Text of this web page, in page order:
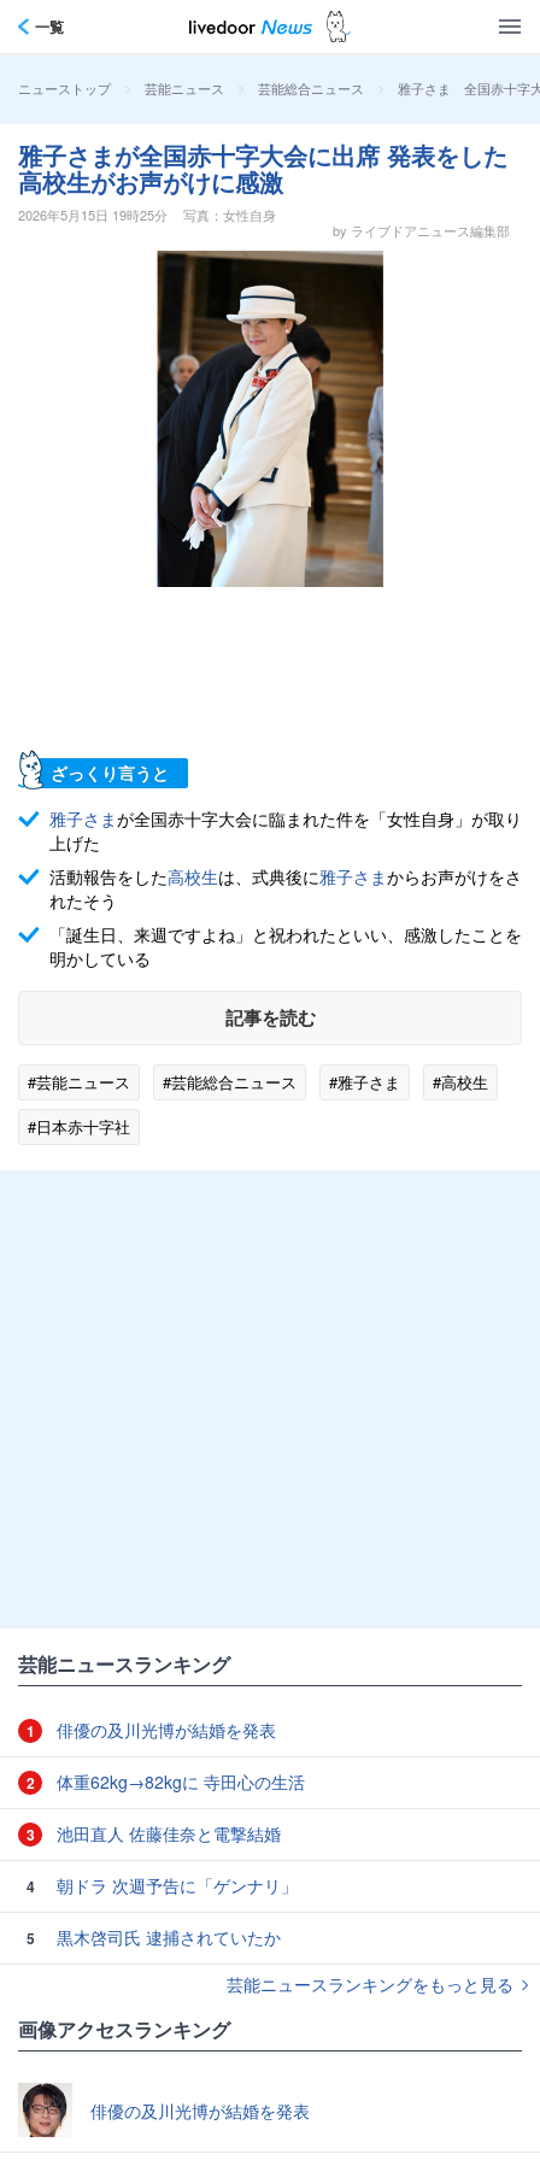
一覧
ニューストップ > 芸能ニュース > 芸能総合ニュース > 雅子さま 全国赤十字
雅子さまが全国赤十字大会に出席 発表をした
高校生がお声がけに感激
2026年5月15日 19時25分
写真：女性自身
by ライブドアニュース編集部
ざっくり言うと
雅子さまが全国赤十字大会に臨まれた件を「女性自身」が取り
上げた
活動報告をした高校生は、式典後に雅子さまからお声がけをさ
れたそう
「誕生日、来週ですよね」と祝われたといい、感激したことを
明かしている
記事を読む
#芸能ニュース #芸能総合ニュース #雅子さま
#高校生
#日本赤十字社
芸能ニュースランキング
1 俳優の及川光博が結婚を発表
2 体重62kg→82kgに 寺田心の生活
3 池田直人 佐藤佳奈と電撃結婚
4 朝ドラ 次週予告に「ゲンナリ」
5
黒木啓司氏 逮捕されていたか
芸能ニュースランキングをもっと見る
画像アクセスランキング
俳優の及川光博が結婚を発表